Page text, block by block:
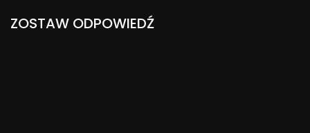
ZOSTAW ODPOWIEDŹ